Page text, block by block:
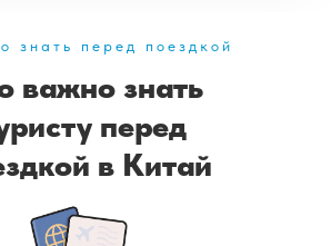
важно знать
перед
в Китай
знать перед поездкой